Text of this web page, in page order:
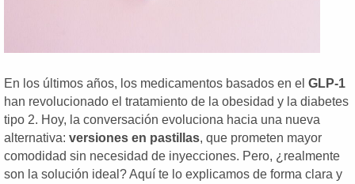
En los últimos años, los medicamentos basados en el GLP-1
han revolucionado el tratamiento de la obesidad y la diabetes
tipo 2. Hoy, la conversación evoluciona hacia una nueva
alternativa: versiones en pastillas, que prometen mayor
comodidad sin necesidad de inyecciones. Pero, ¿realmente
son la solución ideal? Aquí te lo explicamos de forma clara y